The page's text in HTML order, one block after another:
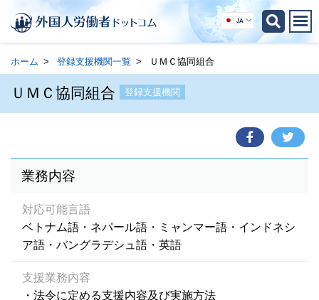
JA
ホーム 登録支援機関一覧 ＵＭＣ協同組合
ＵＭＣ協同組合 登録支援機関
業務内容
対応可能言語
ベトナム語・ネパール語・ミャンマー語・インドネシ
ア語・バングラデシュ語・英語
支援業務内容
・法令に定める支援内容及び実施方法